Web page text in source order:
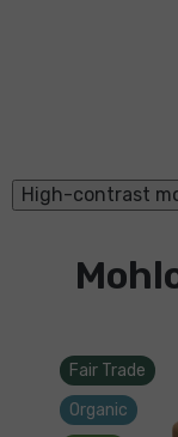
High-contrast
Fair Trade
Organic